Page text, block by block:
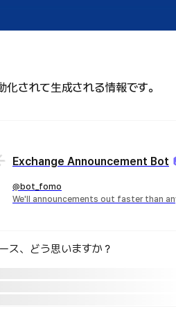
化されて生成される情報です。
Exchange Announcement Bot
@bot_fomo
We'll announcements out faster than
ス、どう思いますか？